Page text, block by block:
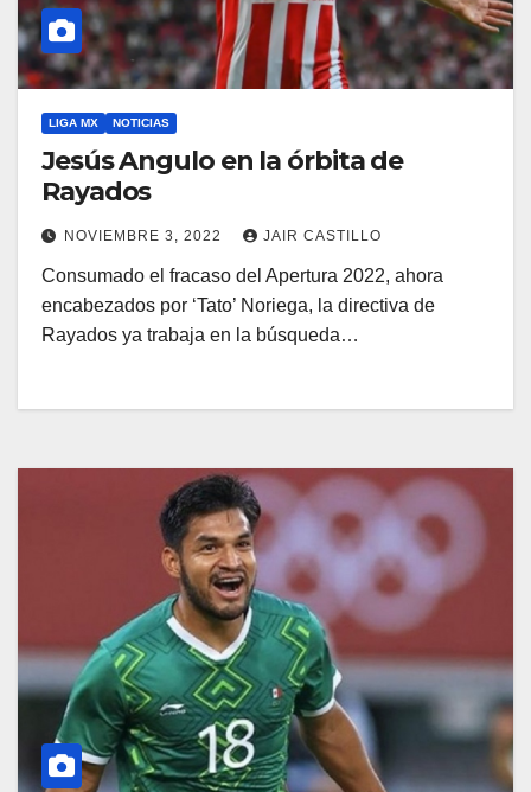
LIGA MX NOTICIAS
Jesús Angulo en la órbita de
Rayados
NOVIEMBRE 3, 2022 JAIR CASTILLO
Consumado el fracaso del Apertura 2022, ahora
encabezados por ‘Tato’ Noriega, la directiva de
Rayados ya trabaja en la búsqueda…